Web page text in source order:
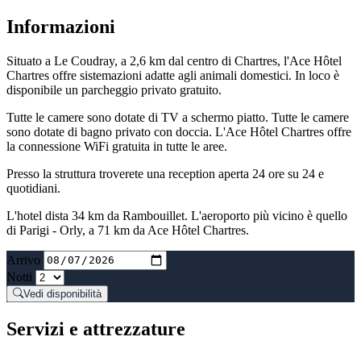
Informazioni
Situato a Le Coudray, a 2,6 km dal centro di Chartres, l'Ace Hôtel
Chartres offre sistemazioni adatte agli animali domestici. In loco è
disponibile un parcheggio privato gratuito.
Tutte le camere sono dotate di TV a schermo piatto. Tutte le camere
sono dotate di bagno privato con doccia. L'Ace Hôtel Chartres offre
la connessione WiFi gratuita in tutte le aree.
Presso la struttura troverete una reception aperta 24 ore su 24 e
quotidiani.
L'hotel dista 34 km da Rambouillet. L'aeroporto più vicino è quello
di Parigi - Orly, a 71 km da Ace Hôtel Chartres.
Arrivo
Notti
Vedi disponibilità
Servizi e attrezzature